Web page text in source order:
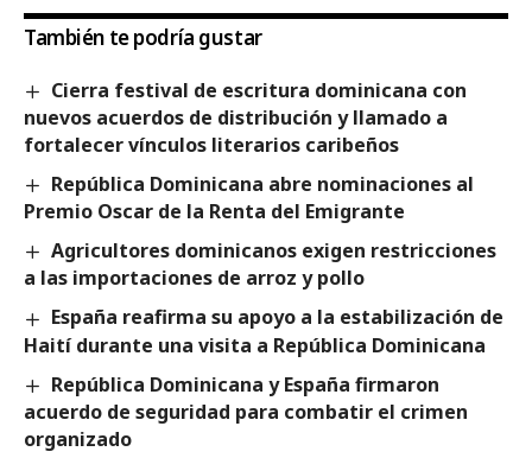
También te podría gustar
Cierra festival de escritura dominicana con
nuevos acuerdos de distribución y llamado a
fortalecer vínculos literarios caribeños
República Dominicana abre nominaciones al
Premio Oscar de la Renta del Emigrante
Agricultores dominicanos exigen restricciones
a las importaciones de arroz y pollo
España reafirma su apoyo a la estabilización de
Haití durante una visita a República Dominicana
República Dominicana y España firmaron
acuerdo de seguridad para combatir el crimen
organizado